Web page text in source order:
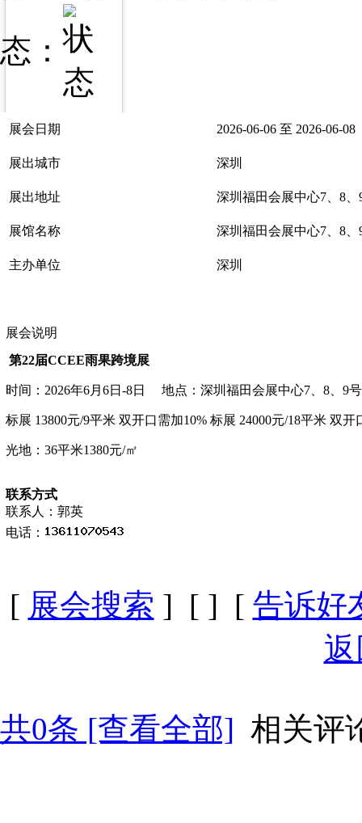
态：
展会日期 2026-06-06 至 2026-06-08
展出城市 深圳
展出地址 深圳福田会展中心7、8、
展馆名称 深圳福田会展中心7、8、
主办单位 深圳
展会说明
第22届CCEE雨果跨境展
时间： 2026年6月6日-8日 地点：深圳福田会展中心7、8、9
标展 13800元/9平米 双开口需加10% 标展 24000元/18平米 双开
光地： 36平米1380元/㎡
联系方式
联系人：郭英
电话：
[ 展会搜索 ] [ ] [ 告诉好
共0条 [查看全部] 相关评